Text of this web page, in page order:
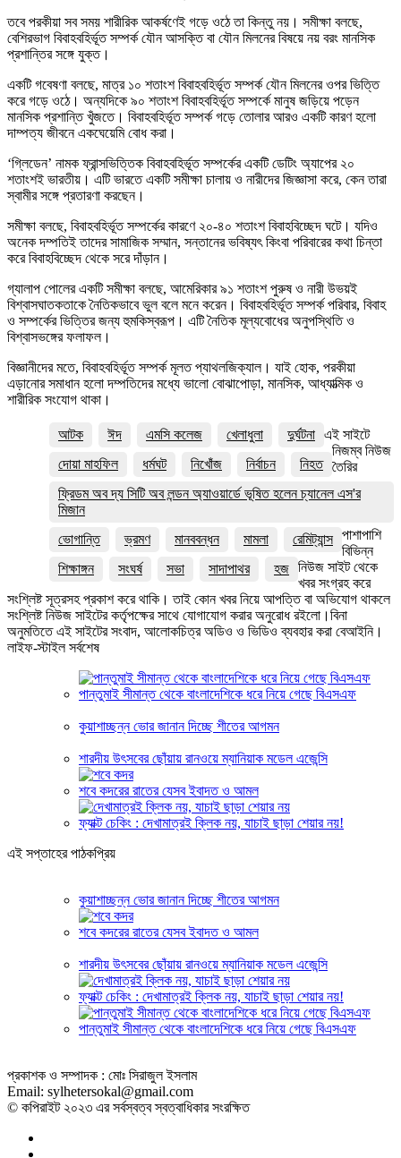
তবে পরকীয়া সব সময় শারীরিক আকর্ষণেই গড়ে ওঠে তা কিন্তু নয়। সমীক্ষা বলছে,
বেশিরভাগ বিবাহবহির্ভূত সম্পর্ক যৌন আসক্তি বা যৌন মিলনের বিষয়ে নয় বরং মানসিক
প্রশান্তির সঙ্গে যুক্ত।
একটি গবেষণা বলছে, মাত্র ১০ শতাংশ বিবাহবহির্ভূত সম্পর্ক যৌন মিলনের ওপর ভিত্তি
করে গড়ে ওঠে। অন্যদিকে ৯০ শতাংশ বিবাহবহির্ভূত সম্পর্কে মানুষ জড়িয়ে পড়েন
মানসিক প্রশান্তি খুঁজতে। বিবাহবহির্ভূত সম্পর্ক গড়ে তোলার আরও একটি কারণ হলো
দাম্পত্য জীবনে একঘেয়েমি বোধ করা।
‘গ্লিডেন’ নামক ফ্রান্সভিত্তিক বিবাহবহির্ভূত সম্পর্কের একটি ডেটিং অ্যাপের ২০
শতাংশই ভারতীয়। এটি ভারতে একটি সমীক্ষা চালায় ও নারীদের জিজ্ঞাসা করে, কেন তারা
স্বামীর সঙ্গে প্রতারণা করছেন।
সমীক্ষা বলছে, বিবাহবহির্ভূত সম্পর্কের কারণে ২০-৪০ শতাংশ বিবাহবিচ্ছেদ ঘটে। যদিও
অনেক দম্পতিই তাদের সামাজিক সম্মান, সন্তানের ভবিষ্যৎ কিংবা পরিবারের কথা চিন্তা
করে বিবাহবিচ্ছেদ থেকে সরে দাঁড়ান।
গ্যালাপ পোলের একটি সমীক্ষা বলছে, আমেরিকার ৯১ শতাংশ পুরুষ ও নারী উভয়ই
বিশ্বাসঘাতকতাকে নৈতিকভাবে ভুল বলে মনে করেন। বিবাহবহির্ভূত সম্পর্ক পরিবার, বিবাহ
ও সম্পর্কের ভিত্তির জন্য হুমকিস্বরূপ। এটি নৈতিক মূল্যবোধের অনুপস্থিতি ও
বিশ্বাসভঙ্গের ফলাফল।
বিজ্ঞানীদের মতে, বিবাহবহির্ভূত সম্পর্ক মূলত প্যাথলজিক্যাল। যাই হোক, পরকীয়া
এড়ানোর সমাধান হলো দম্পতিদের মধ্যে ভালো বোঝাপোড়া, মানসিক, আধ্যাত্মিক ও
শারীরিক সংযোগ থাকা।
আটক ঈদ এমসি কলেজ খেলাধুলা
দুর্ঘটনা
দোয়া মাহফিল
ধর্মঘট নিখোঁজ নির্বাচন
নিহত
ফ্রিডম অব দ্য সিটি অব লন্ডন অ্যাওয়ার্ডে ভূষিত হলেন চ্যানেল এস'র
মিজান
ভোগান্তি
ভ্রমণ মানববন্ধন মামলা
রেমিট্যান্স
শিক্ষাঙ্গন
সংঘর্ষ সভা সাদাপাথর হজ
এই সাইটে
নিজম্ব নিউজ
তৈরির
পাশাপাশি
বিভিন্ন
নিউজ সাইট থেকে
খবর সংগ্রহ করে
সংশ্লিষ্ট সূত্রসহ প্রকাশ করে থাকি। তাই কোন খবর নিয়ে আপত্তি বা অভিযোগ থাকলে
সংশ্লিষ্ট নিউজ সাইটের কর্তৃপক্ষের সাথে যোগাযোগ করার অনুরোধ রইলো।বিনা
অনুমতিতে এই সাইটের সংবাদ, আলোকচিত্র অডিও ও ভিডিও ব্যবহার করা বেআইনি।
লাইফ-স্টাইল সর্বশেষ
পান্তুমাই সীমান্ত থেকে বাংলাদেশিকে ধরে নিয়ে গেছে বিএসএফ
কুয়াশাচ্ছন্ন ভোর জানান দিচ্ছে শীতের আগমন
শারদীয় উৎসবের ছোঁয়ায় রানওয়ে ম্যানিয়াক মডেল এজেন্সি
শবে কদরের রাতের যেসব ইবাদত ও আমল
ফ্যাক্ট চেকিং : দেখামাত্রই ক্লিক নয়, যাচাই ছাড়া শেয়ার নয়!
এই সপ্তাহের পাঠকপ্রিয়
কুয়াশাচ্ছন্ন ভোর জানান দিচ্ছে শীতের আগমন
শবে কদরের রাতের যেসব ইবাদত ও আমল
শারদীয় উৎসবের ছোঁয়ায় রানওয়ে ম্যানিয়াক মডেল এজেন্সি
ফ্যাক্ট চেকিং : দেখামাত্রই ক্লিক নয়, যাচাই ছাড়া শেয়ার নয়!
পান্তুমাই সীমান্ত থেকে বাংলাদেশিকে ধরে নিয়ে গেছে বিএসএফ
প্রকাশক ও সম্পাদক : মোঃ সিরাজুল ইসলাম
Email: sylhetersokal@gmail.com
© কপিরাইট ২০২৩ এর সর্বস্বত্ব স্বত্বাধিকার সংরক্ষিত